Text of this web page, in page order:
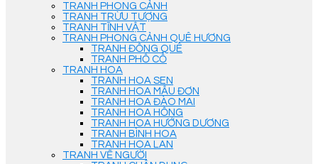
TRANH PHONG CẢNH
TRANH TRỪU TƯỢNG
TRANH TĨNH VẬT
TRANH PHONG CẢNH QUÊ HƯƠNG
TRANH ĐỒNG QUÊ
TRANH PHỐ CỔ
TRANH HOA
TRANH HOA SEN
TRANH HOA MẪU ĐƠN
TRANH HOA ĐÀO MAI
TRANH HOA HỒNG
TRANH HOA HƯỚNG DƯƠNG
TRANH BÌNH HOA
TRANH HOA LAN
TRANH VẼ NGƯỜI